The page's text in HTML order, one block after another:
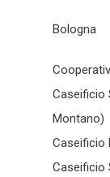
Bologna
Caseificio
Montano)
Caseificio
Caseificio